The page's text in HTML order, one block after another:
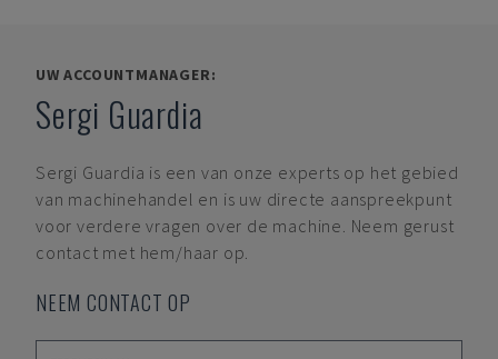
UW ACCOUNTMANAGER:
Sergi Guardia
Sergi Guardia is een van onze experts op het gebied
van machinehandel en is uw directe aanspreekpunt
voor verdere vragen over de machine. Neem gerust
contact met hem/haar op.
NEEM CONTACT OP